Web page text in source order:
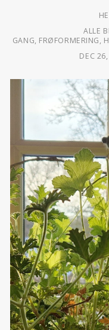
ALLE
GANG, FRØFORMERING,
DEC